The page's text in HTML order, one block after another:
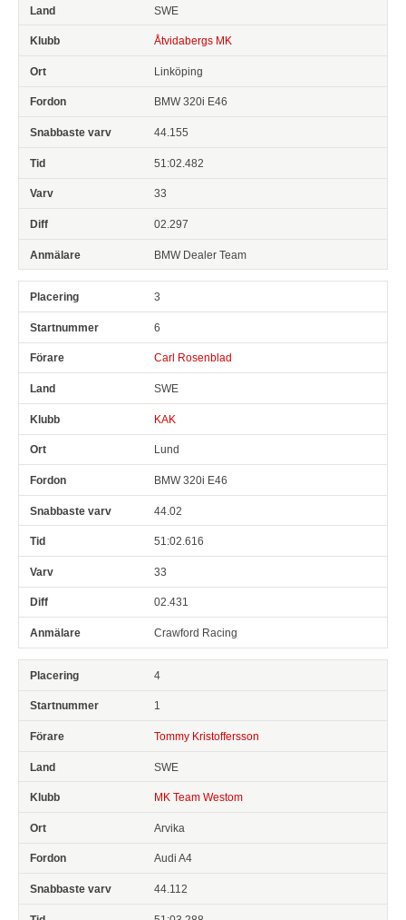
SWE
Åtvidabergs MK
Linköping
BMW 320i E46
44.155
51:02.482
33
02.297
BMW Dealer Team
3
6
Carl Rosenblad
SWE
KAK
Lund
BMW 320i E46
44.02
51:02.616
33
02.431
Crawford Racing
4
1
Tommy Kristoffersson
SWE
MK Team Westom
Arvika
Audi A4
44.112